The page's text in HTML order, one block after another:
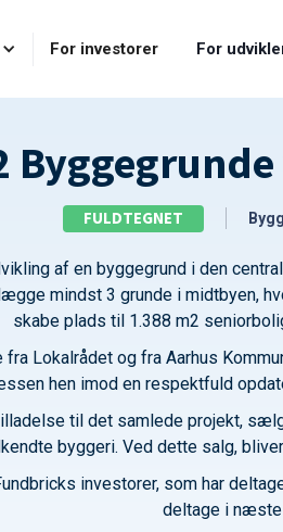
For investorer For
FULDTEGNET
af en byggegrund i den
mindst 3 grunde i midtbyen,
skabe plads til 1.388 m2
Lokalrådet og fra Aarhus
hen imod en respektfuld
til det samlede projekt,
byggeri. Ved dette salg,
investorer, som har
deltage i